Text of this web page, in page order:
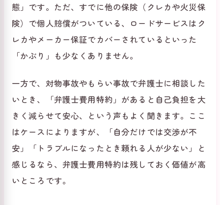
態」です。ただ、すでに他の保険（クレカや火災保
険）で個人賠償がついている、ロードサービスはク
レカやメーカー保証でカバーされているといった
「かぶり」も少なくありません。
一方で、対物事故やもらい事故で弁護士に相談した
いとき、「弁護士費用特約」があると自己負担を大
きく減らせて安心、という声もよく聞きます。ここ
はケースによりますが、「自分だけでは交渉が不
安」「トラブルになったとき頼れる人が少ない」と
感じるなら、弁護士費用特約は残しておく価値が高
いところです。